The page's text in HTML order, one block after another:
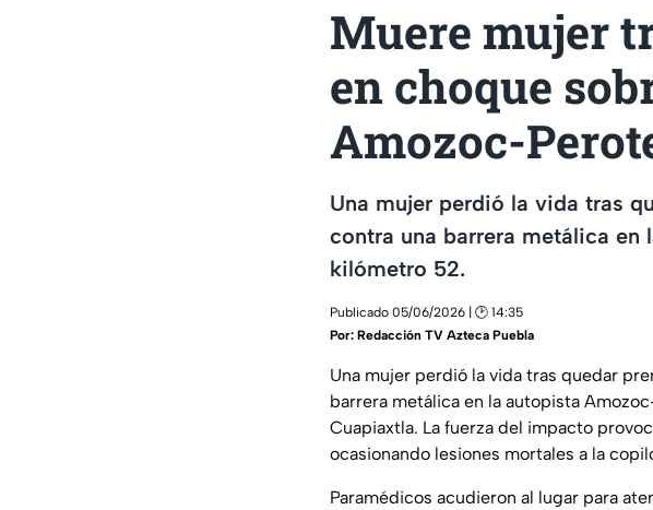
Muere mujer
en choque
Amozoc-
Una mujer perdió la vida tras
contra una barrera metálica
kilómetro 52.
Publicado 05/06/2026 | 🕑 14:35
Por: Redacción TV Azteca Puebla
Una mujer perdió la vida tras quedar
barrera metálica en la autopista
Cuapiaxtla. La fuerza del impacto
ocasionando lesiones mortales a la
Paramédicos acudieron al lugar para